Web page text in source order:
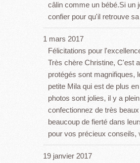
câlin comme un bébé.Si un
confier pour qu'il retrouve
1 mars 2017
Félicitations pour
Très chère Christine, C'est
protégés sont magnifiques,
petite Mila qui est de plus
photos sont jolies, il y a
confectionnez de très
beaucoup de fierté dans
pour vos précieux conseils,
19 janvier 2017